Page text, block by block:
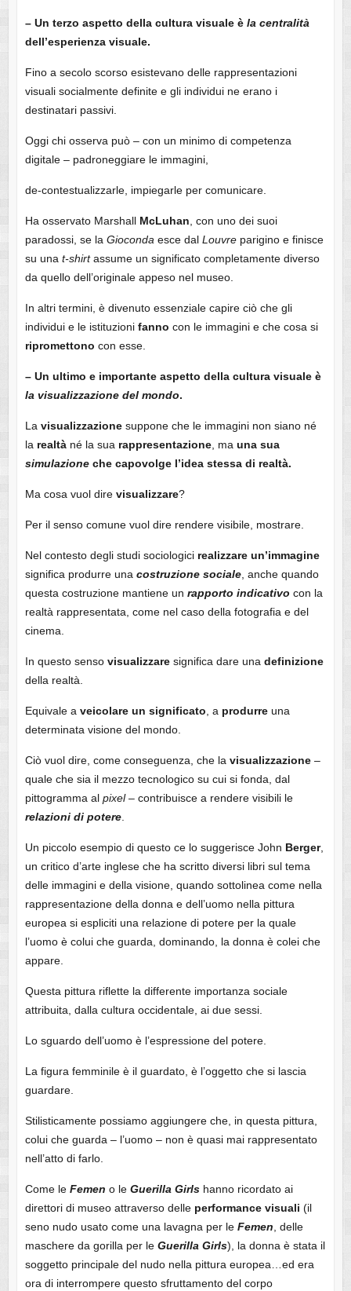
– Un terzo aspetto della cultura visuale è la centralità
dell’esperienza visuale.
Fino a secolo scorso esistevano delle rappresentazioni
visuali socialmente definite e gli individui ne erano i
destinatari passivi.
Oggi chi osserva può – con un minimo di competenza
digitale – padroneggiare le immagini,
de-contestualizzarle, impiegarle per comunicare.
Ha osservato Marshall McLuhan, con uno dei suoi
paradossi, se la Giocondaesce dal Louvreparigino e finisce
su una t-shirtassume un significato completamente diverso
da quello dell’originale appeso nel museo.
In altri termini, è divenuto essenziale capire ciò che gli
individui e le istituzioni fanno con le immagini e che cosa si
ripromettono con esse.
– Un ultimo e importante aspetto della cultura visuale è
la visualizzazione del mondo.
La visualizzazionesuppone che le immagini non siano né
la realtàné la sua rappresentazione, ma una sua
simulazioneche capovolge l’idea stessa di realtà.
Ma cosa vuol dire visualizzare?
Per il senso comune vuol dire rendere visibile, mostrare.
Nel contesto degli studi sociologici realizzare un’immagine
significa produrre una costruzione sociale, anche quando
questa costruzione mantiene un rapporto indicativo con la
realtà rappresentata, come nel caso della fotografia e del
cinema.
In questo senso visualizzaresignifica dare una definizione
della realtà.
Equivale a veicolare un significato, a produrreuna
determinata visione del mondo.
Ciò vuol dire, come conseguenza, che la visualizzazione–
quale che sia il mezzo tecnologico su cui si fonda, dal
pittogramma al pixel– contribuisce a rendere visibili le
relazioni di potere.
Un piccolo esempio di questo ce lo suggerisce John Berger,
un critico d’arte inglese che ha scritto diversi libri sul tema
delle immagini e della visione, quando sottolinea come nella
rappresentazione della donna e dell’uomo nella pittura
europea si espliciti una relazione di potere per la quale
l’uomo è colui che guarda, dominando, la donna è colei che
appare.
Questa pittura riflette la differente importanza sociale
attribuita, dalla cultura occidentale, ai due sessi.
Lo sguardo dell’uomo è l’espressione del potere.
La figura femminile è il guardato, è l’oggetto che si lascia
guardare.
Stilisticamente possiamo aggiungere che, in questa pittura,
colui che guarda – l’uomo – non è quasi mai rappresentato
nell’atto di farlo.
Come le Femen o le Guerilla Girls hanno ricordato ai
direttori di museo attraverso delle performance visuali (il
seno nudo usato come una lavagna per le Femen, delle
maschere da gorilla per le Guerilla Girls), la donna è stata il
soggetto principale del nudo nella pittura europea…ed era
ora di interrompere questo sfruttamento del corpo